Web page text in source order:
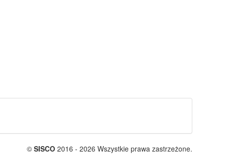
© SISCO 2016 - 2026 Wszystkie prawa zastrzeżone.